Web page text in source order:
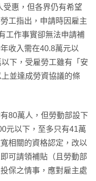
受惠，但各界仍有希望
工指出，申請時因雇主
工作事實卻無法申請補
收入需在40.8萬元以
下，受雇勞工雖有「安
並達成勞資協議的條
80萬人，但勞動部設下
元以下，至多只有41萬
相關的資格認定，改以
可請領補貼（且勞動部
保之情事，應對雇主處